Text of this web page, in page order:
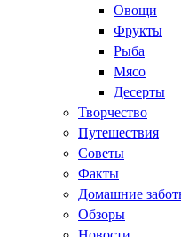
Овощи
Фрукты
Рыба
Мясо
Десерты
Творчество
Путешествия
Советы
Факты
Домашние
Обзоры